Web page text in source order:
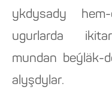
ykdysady hem-
ugurlarda
mundan beýläk-
alyşdylar.